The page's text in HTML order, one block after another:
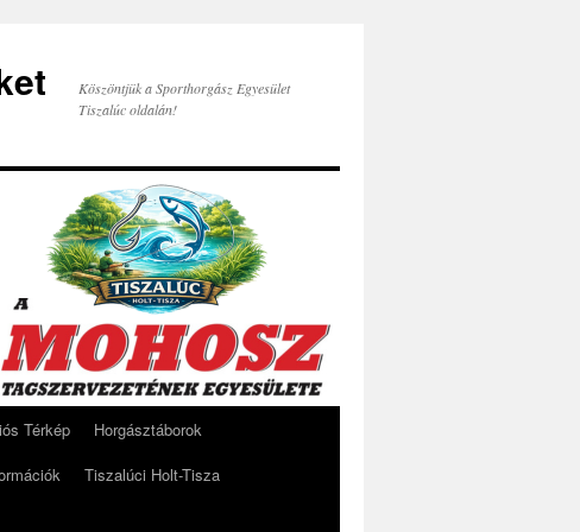
Köszöntjük a Sporthorgász Egyesület
Tiszalúc oldalán!
Térkép
Horgásztáborok
Tiszalúci Holt-Tisza